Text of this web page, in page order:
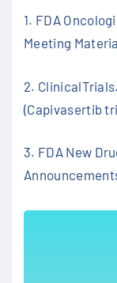
1. FDA
Meeting
2.
(Capivasertib
3. FDA New